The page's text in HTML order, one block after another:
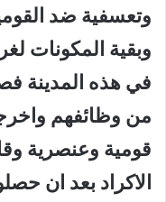
وتعسفية ضد
وبقية المكونات
في هذه المدينة
من وظائفهم
قومية وعنصرية
الاكراد بعد ان